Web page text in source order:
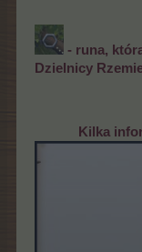
- runa,
Dzielnicy
Kilka